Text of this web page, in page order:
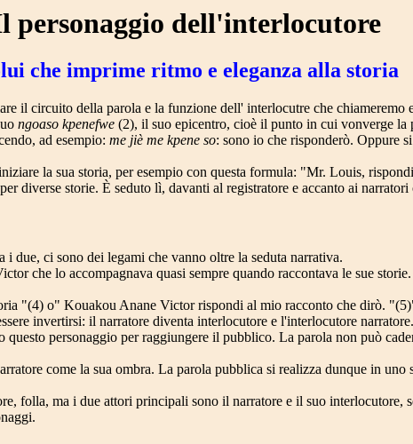
personaggio dell'interlocutore
che imprime ritmo e eleganza alla storia
il circuito della parola e la funzione dell' interlocutre che chiameremo
ngoaso kpenefwe(2), il suo epicentro, cioè il punto in cui vonverge la
ad esempio: me jiè me kpene so: sono io che risponderò. Oppure
la sua storia, per esempio con questa formula: "Mr. Louis,
diverse storie. È seduto lì, davanti al registratore e accanto ai
due, ci sono dei legami che vanno oltre la seduta narrativa.
che lo accompagnava quasi sempre quando raccontava le sue
"(4) o" Kouakou Anane Victor rispondi al mio racconto che dirò.
invertirsi: il narratore diventa interlocutore e l'interlocutore narratore.
personaggio per raggiungere il pubblico. La parola non può
come la sua ombra. La parola pubblica si realizza dunque in
folla, ma i due attori principali sono il narratore e il suo interlocutore,